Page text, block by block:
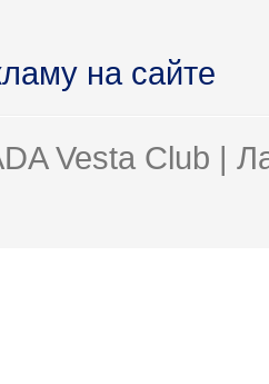
на сайте
Vesta Club |